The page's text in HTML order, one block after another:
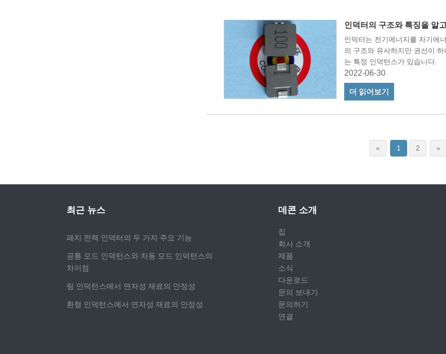
인덕터의 구조와 특징을 알
인덕터는 전기에너지를 자기에
의 구조와 유사하지만 권선이
는 특정 인덕턴스가 있습니다.
2022-06-30
더 읽어보기
« 1 2 »
데콘 소개
집
회사 소개
제품
소식
다운로드
문의 보내기
문의하기
연결
최근 뉴스
패치 전력 인덕터의 두 가지 주요 기능
공통 모드 인덕턴스와 차동 모드 인덕턴스의
차이점
링 인덕턴스에서 연자성 재료의 안정성
환형 인덕턴스에서 연자성 재료의 안정성